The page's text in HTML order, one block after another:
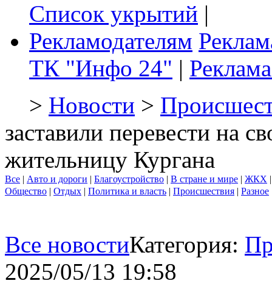
Список укрытий |
Рекламодателям
ТК "Инфо 24" |
> Новости >
заставили перевести на
жительницу Кургана
Все | Авто и дороги | Благоустройство | В стране и мире | ЖКХ
Общество | Отдых | Политика и власть | Происшествия | Разное
Все новостиКатегория:
2025/05/13 19:58